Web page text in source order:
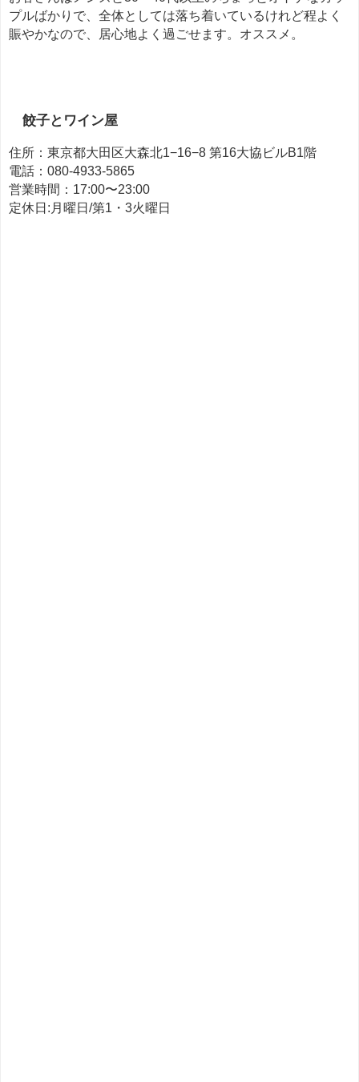
プルばかりで、全体としては落ち着いているけれど程よく
賑やかなので、居心地よく過ごせます。オススメ。
餃子とワイン屋
住所：東京都大田区大森北1−16−8 第16大協ビルB1階
電話：080-4933-5865
営業時間：17:00〜23:00
定休日:月曜日/第1・3火曜日